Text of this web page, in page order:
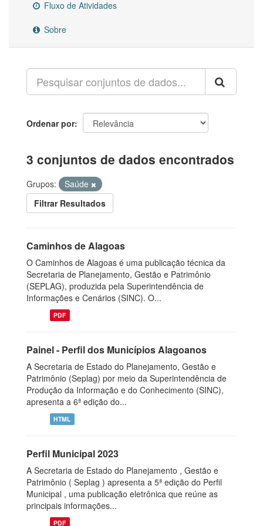
Fluxo de Atividades
Sobre
Ordenar por
3 conjuntos de dados encontrados
Grupos:
Saúde
Filtrar Resultados
Caminhos de Alagoas
O Caminhos de Alagoas é uma publicação técnica da
Secretaria de Planejamento, Gestão e Patrimônio
(SEPLAG), produzida pela Superintendência de
Informações e Cenários (SINC). O...
PDF
Painel - Perfil dos Municípios Alagoanos
A Secretaria de Estado do Planejamento, Gestão e
Patrimônio (Seplag) por meio da Superintendência de
Produção da Informação e do Conhecimento (SINC),
apresenta a 6ª edição do...
HTML
Perfil Municipal 2023
A Secretaria de Estado do Planejamento , Gestão e
Patrimônio ( Seplag ) apresenta a 5ª edição do Perfil
Municipal , uma publicação eletrônica que reúne as
principais informações...
PDF